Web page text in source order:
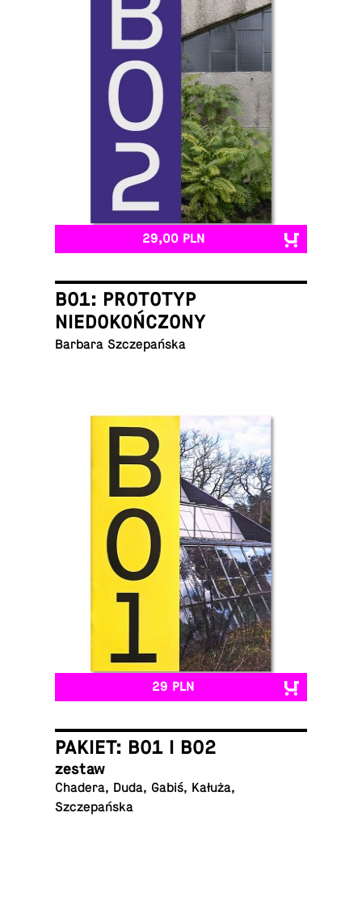
29,00 PLN
B01: PROTOTYP
NIEDOKOŃCZONY
Barbara Szczepańska
29 PLN
PAKIET: B01 I B02
zestaw
Chadera, Duda, Gabiś, Kałuża,
Szczepańska